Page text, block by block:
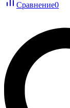
Сравнение0